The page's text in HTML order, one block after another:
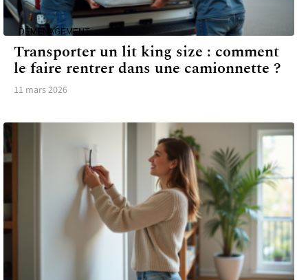
DÉMÉNAGEMENT
Transporter un lit king size : comment
le faire rentrer dans une camionnette ?
11 mars 2026